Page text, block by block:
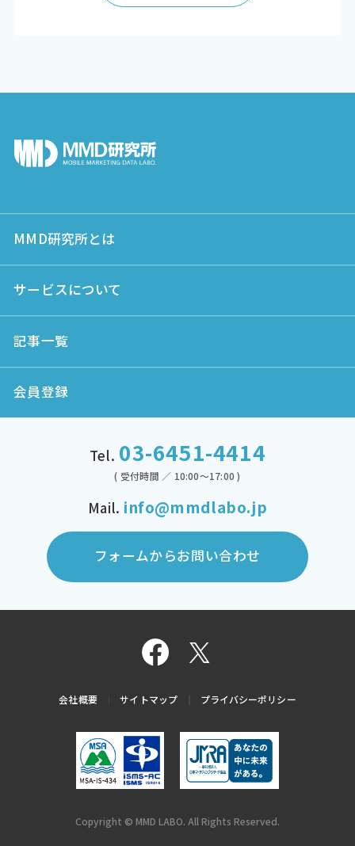
MMD研究所とは
サービスについて
記事一覧
会員登録
Tel. 03-6451-4414
( 受付時間 ／ 10:00～17:00 )
Mail. info@mmdlabo.jp
フォームからお問い合わせ
会社概要 サイトマップ プライバシーポリシー
Copyright © MMD LABO. All Rights Reserved.